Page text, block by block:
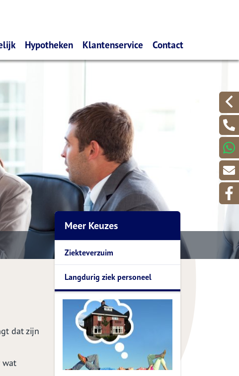
melden
Hypotheken
Belangrijk om te weten
De huidige rentes
De renteverwachting
Hier kunt u uitgebreid uw
hypotheek berekenen
Gelijk een offerte aanvragen?
Klantenservice
Schades melden
Serviceformulieren
Aanvraagformulieren
Waardemeters
Mijn polismap
Contact
dat zijn
wat
Meer Keuzes
Ziekteverzuim
Langdurig ziek personeel